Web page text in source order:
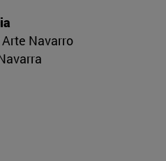
Navarro